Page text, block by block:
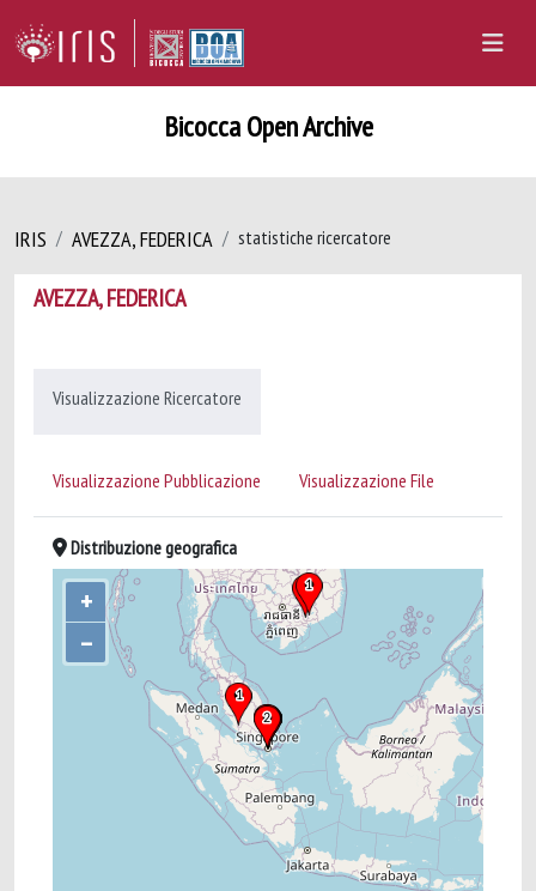
Bicocca Open Archive
IRIS AVEZZA, FEDERICA statistiche ricercatore
AVEZZA, FEDERICA
Visualizzazione Ricercatore
Visualizzazione Pubblicazione Visualizzazione File
Distribuzione geografica
+
–